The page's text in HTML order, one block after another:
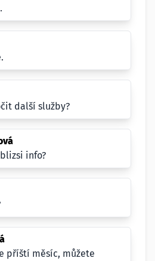
další služby?
info?
příští měsíc, můžete